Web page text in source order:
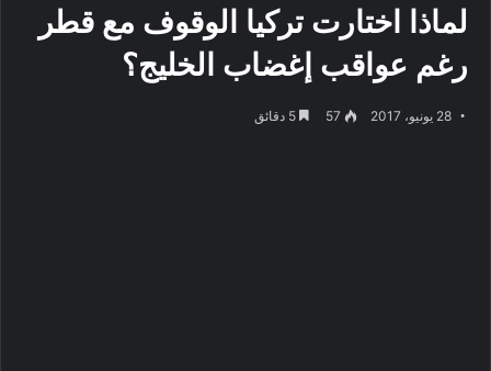
لماذا اختارت تركيا الوقوف مع قطر
رغم عواقب إغضاب الخليج؟
28 يونيو، 2017 57